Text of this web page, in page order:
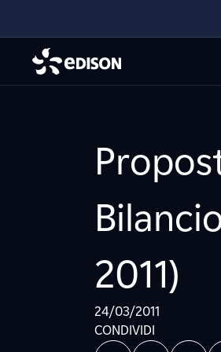
2011)
24/03/2011
CONDIVIDI